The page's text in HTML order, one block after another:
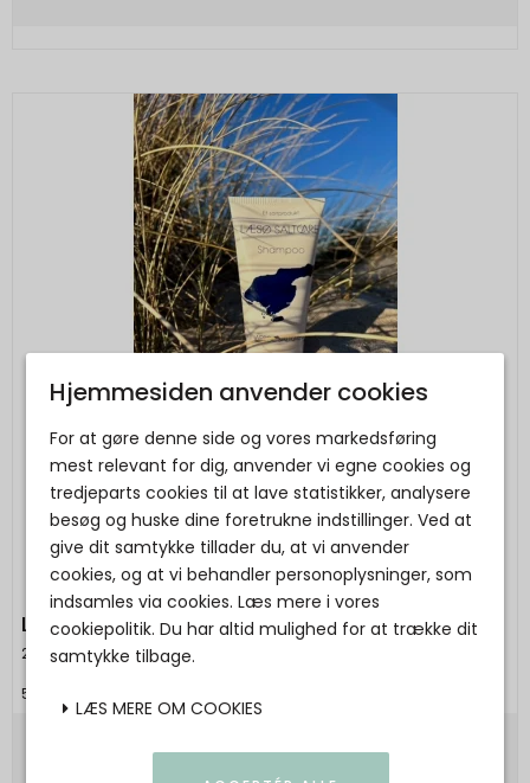
Læsø Saltcare - Shampoo
2HAVE
5707980000024
130,00 DKK
Hjemmesiden anvender cookies
For at gøre denne side og vores markedsføring
mest relevant for dig, anvender vi egne cookies og
tredjeparts cookies til at lave statistikker, analysere
besøg og huske dine foretrukne indstillinger. Ved at
give dit samtykke tillader du, at vi anvender
cookies, og at vi behandler personoplysninger, som
indsamles via cookies. Læs mere i vores
cookiepolitik. Du har altid mulighed for at trække dit
samtykke tilbage.
LÆS MERE OM COOKIES